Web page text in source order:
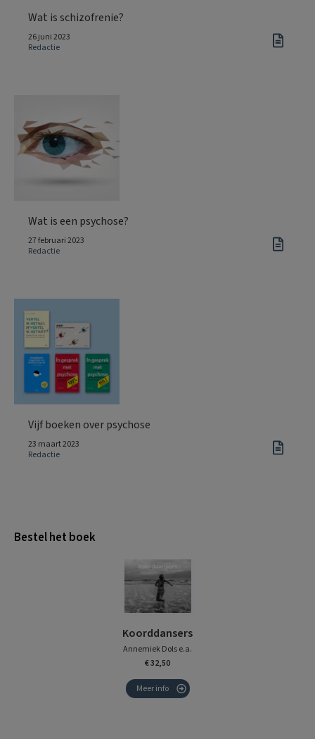
Wat is schizofrenie?
26 juni 2023
Redactie
Wat is een psychose?
27 februari 2023
Redactie
Vijf boeken over psychose
23 maart 2023
Redactie
Bestel het boek
Koorddansers
Annemiek Dols e.a.
€ 32,50
Meer info